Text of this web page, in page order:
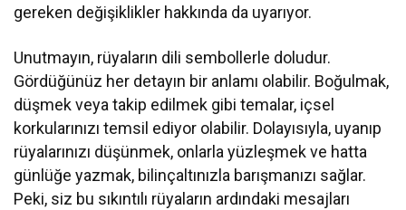
gereken değişiklikler hakkında da uyarıyor.
Unutmayın, rüyaların dili sembollerle doludur.
Gördüğünüz her detayın bir anlamı olabilir. Boğulmak,
düşmek veya takip edilmek gibi temalar, içsel
korkularınızı temsil ediyor olabilir. Dolayısıyla, uyanıp
rüyalarınızı düşünmek, onlarla yüzleşmek ve hatta
günlüğe yazmak, bilinçaltınızla barışmanızı sağlar.
Peki, siz bu sıkıntılı rüyaların ardındaki mesajları